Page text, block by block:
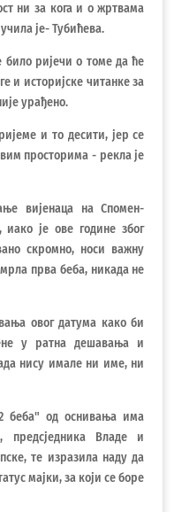
ни за кога и о жртвама
је- Тубићева.
било ријечи о томе да ће
и историјске читанке за
урађено.
и то десити, јер се
просторима - рекла је
вијенаца на Спомен-
је ове године због
скромно, носи важну
прва беба, никада не
овог датума како би
у ратна дешавања и
нису имале ни име, ни
беба" од оснивања има
предсједника Владе и
те изразила наду да
мајки, за који се боре